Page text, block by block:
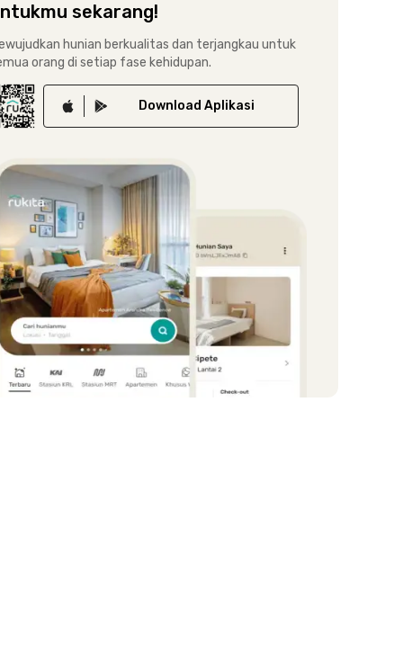
sekarang!
hunian berkualitas dan terjangkau untuk
orang di setiap fase kehidupan.
Download Aplikasi